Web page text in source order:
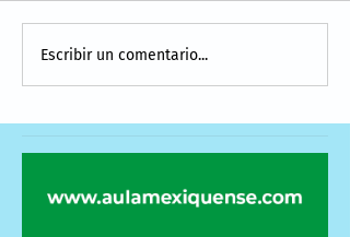
Escribir un comentario...